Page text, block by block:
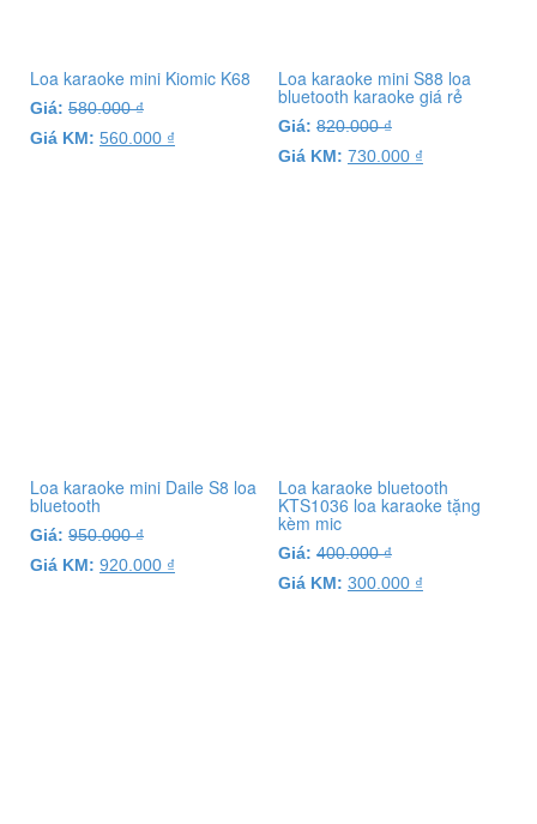
Loa karaoke mini Kiomic K68
Giá: 580.000₫
Giá KM: 560.000 ₫
Loa karaoke mini S88 loa
bluetooth karaoke giá rẻ
Giá: 820.000₫
Giá KM: 730.000 ₫
Loa karaoke mini Daile S8 loa
bluetooth
Giá: 950.000₫
Giá KM: 920.000 ₫
Loa karaoke bluetooth
KTS1036 loa karaoke tặng
kèm mic
Giá: 400.000₫
Giá KM: 300.000 ₫